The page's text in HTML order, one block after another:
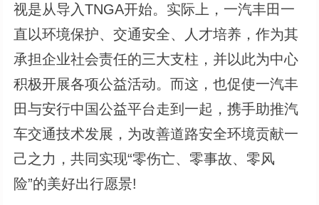
视是从导入TNGA开始。实际上，一汽丰田一
直以环境保护、交通安全、人才培养，作为其
承担企业社会责任的三大支柱，并以此为中心
积极开展各项公益活动。而这，也促使一汽丰
田与安行中国公益平台走到一起，携手助推汽
车交通技术发展，为改善道路安全环境贡献一
己之力，共同实现“零伤亡、零事故、零风
险”的美好出行愿景!